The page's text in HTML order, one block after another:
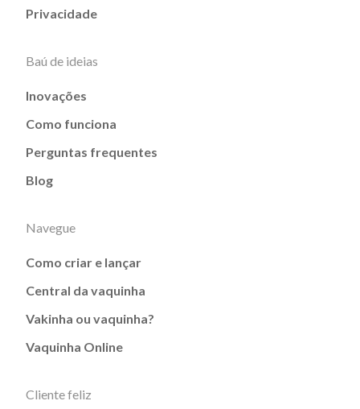
Privacidade
Baú de ideias
Inovações
Como funciona
Perguntas frequentes
Blog
Navegue
Como criar e lançar
Central da vaquinha
Vakinha ou vaquinha?
Vaquinha Online
Cliente feliz